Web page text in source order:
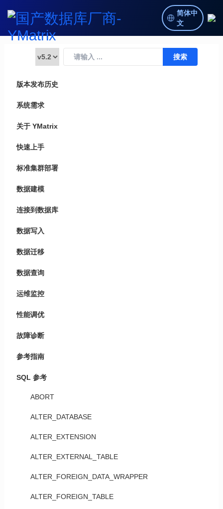
简体中
文
版本发布历史
系统需求
关于 YMatrix
快速上手
标准集群部署
数据建模
连接到数据库
数据写入
数据迁移
数据查询
运维监控
性能调优
故障诊断
参考指南
SQL 参考
ABORT
ALTER_DATABASE
ALTER_EXTENSION
ALTER_EXTERNAL_TABLE
ALTER_FOREIGN_DATA_WRAPPER
ALTER_FOREIGN_TABLE